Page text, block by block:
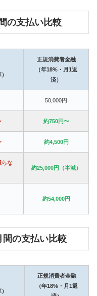
の支払い比較
正規消費者金融
（年18%・月1返
済）
50,000円
約750円〜
約4,500円
らな
約25,000円（半減）
約54,000円
間の支払い比較
正規消費者金融
（年18%・月1返